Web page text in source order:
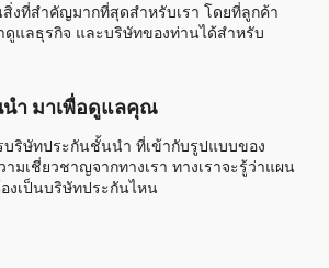
สิ่งที่สำคัญมากที่สุดสำหรับเรา โดยที่ลูกค้า
ดูแลธุรกิจ และบริษัทของท่านได้สำหรับ
ำ มาเพื่อดูแลคุณ
บริษัทประกันชั้นนำ ที่เข้ากับรูปแบบของ
มเชี่ยวชาญจากทางเรา ทางเราจะรู้ว่าแผน
งเป็นบริษัทประกันไหน